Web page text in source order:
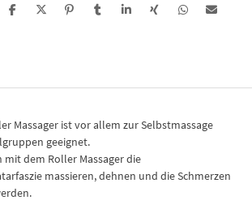
Massager ist vor allem zur Selbstmassage
geeignet.
mit dem Roller Massager die
massieren, dehnen und die Schmerzen